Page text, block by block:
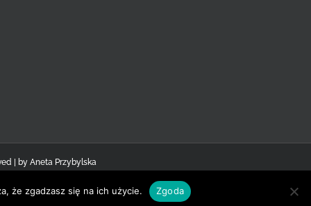
| by Aneta Przybylska
że zgadzasz się na ich użycie. Zgoda